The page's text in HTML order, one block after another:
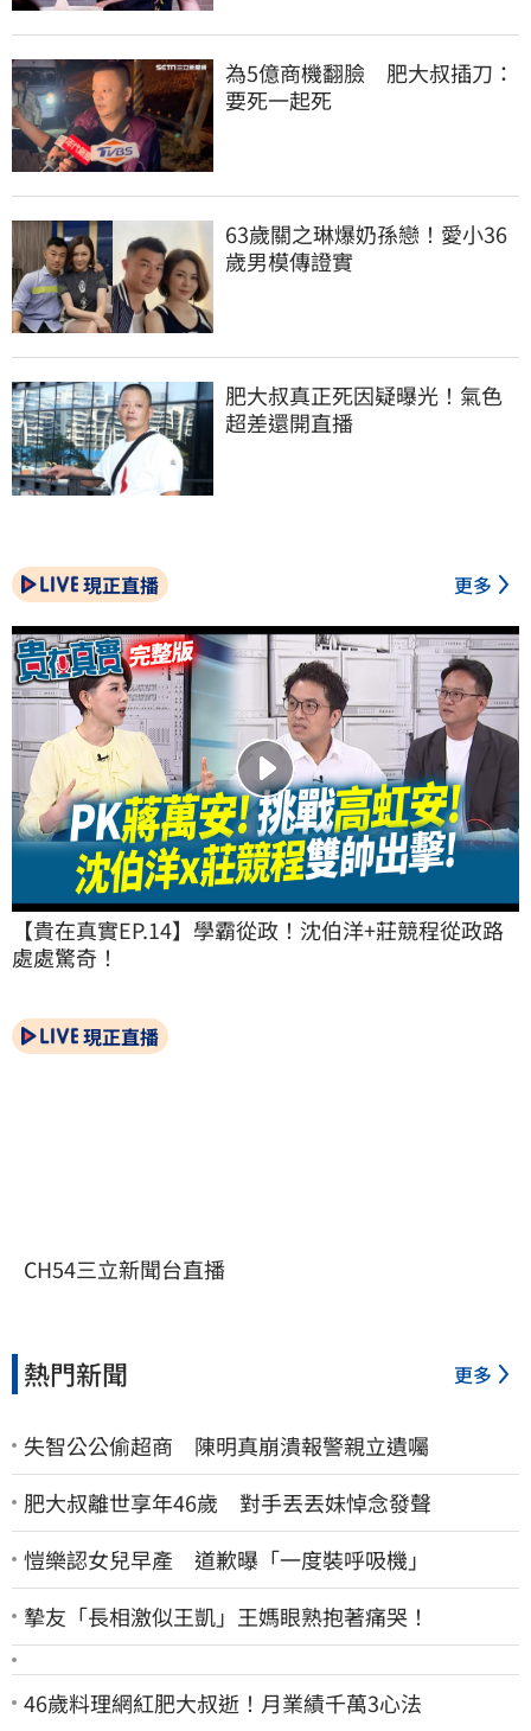
為5億商機翻臉　肥大叔插刀：
要死一起死
63歲關之琳爆奶孫戀！愛小36
歲男模傳證實
肥大叔真正死因疑曝光！氣色
超差還開直播
現正直播 更多
【貴在真實EP.14】學霸從政！沈伯洋+莊競程從政路
處處驚奇！
現正直播
CH54三立新聞台直播
熱門新聞 更多
失智公公偷超商 陳明真崩潰報警親立遺囑
肥大叔離世享年46歲 對手丟丟妹悼念發聲
愷樂認女兒早產 道歉曝「一度裝呼吸機」
摯友「長相激似王凱」王媽眼熟抱著痛哭！
46歲料理網紅肥大叔逝！月業績千萬3心法